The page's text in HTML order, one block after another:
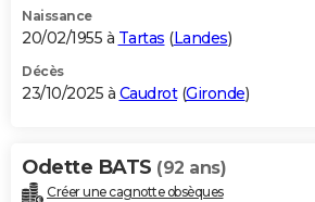
Naissance
20/02/1955 à Tartas (Landes)
Décès
23/10/2025 à Caudrot(Gironde)
Odette BATS (92 ans)
Créer une cagnotte obsèques